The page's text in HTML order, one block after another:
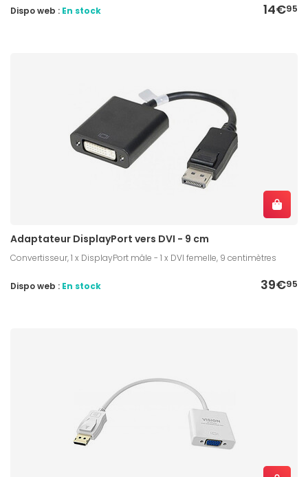
14€95
Dispo web : En stock
Adaptateur DisplayPort vers DVI - 9 cm
Convertisseur, 1 x DisplayPort mâle - 1 x DVI femelle, 9 centimètres
39€95
Dispo web : En stock